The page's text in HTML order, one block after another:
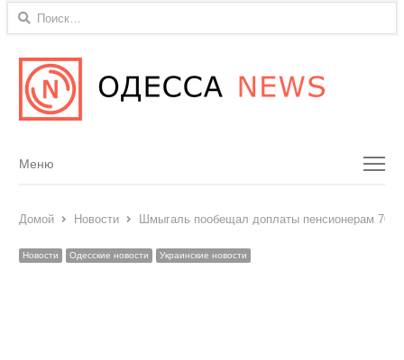
Найти:
Menu
Меню
Домой Новости Шмыгаль пообещал доплаты пенсионерам 70+
Новости Одесские новости Украинские новости